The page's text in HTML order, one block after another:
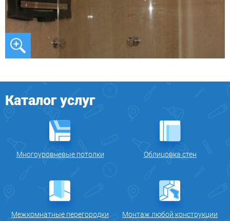
Каталог услуг
Многоуровневые потолки Облицовка стен
Межкомнатные перегородки Монтаж любой конструкции